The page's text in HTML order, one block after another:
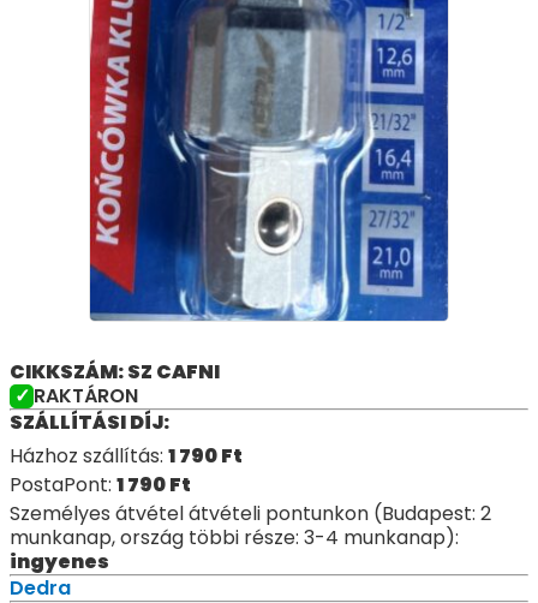
CIKKSZÁM: SZ CAFNI
RAKTÁRON
SZÁLLÍTÁSI DÍJ:
Házhoz szállítás: 1 790Ft
PostaPont: 1 790Ft
Személyes átvétel átvételi pontunkon (Budapest: 2
munkanap, ország többi része: 3-4 munkanap):
ingyenes
Dedra